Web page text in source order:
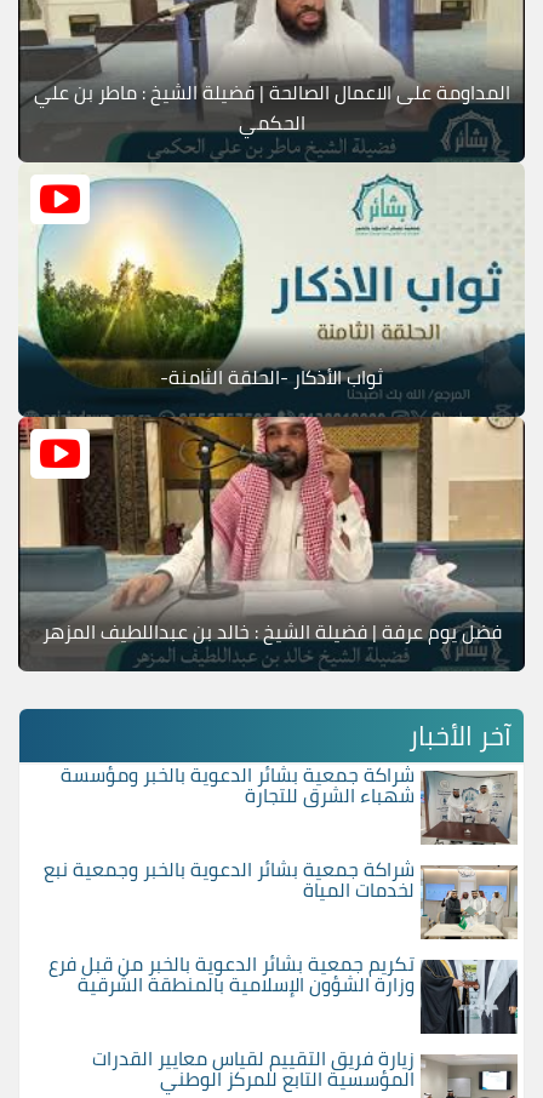
المداومة على الاعمال الصالحة | فضيلة الشيخ : ماطر بن علي
الحكمي
ثواب الأذكار -الحلقة الثامنة-
فضل يوم عرفة | فضيلة الشيخ : خالد بن عبداللطيف المزهر
آخر الأخبار
شراكة جمعية بشائر الدعوية بالخبر ومؤسسة
شهباء الشرق للتجارة
شراكة جمعية بشائر الدعوية بالخبر وجمعية نبع
لخدمات المياة
تكريم جمعية بشائر الدعوية بالخبر من قبل فرع
وزارة الشؤون الإسلامية بالمنطقة الشرقية
زيارة فريق التقييم لقياس معايير القدرات
المؤسسية التابع للمركز الوطني